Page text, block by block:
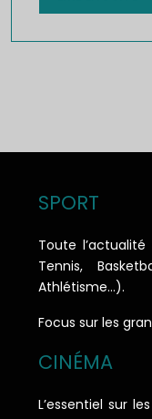
SPORT
Toute
Tennis,
Athlétisme…).
Focus sur les
CINÉMA
L’essentiel sur